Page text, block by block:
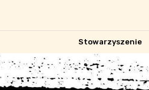
Stowarzyszenie